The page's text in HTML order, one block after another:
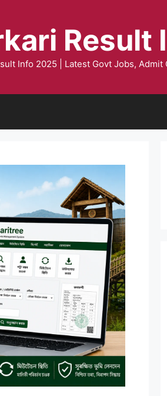
Result
Info 2025 | Latest Govt Jobs, Admit